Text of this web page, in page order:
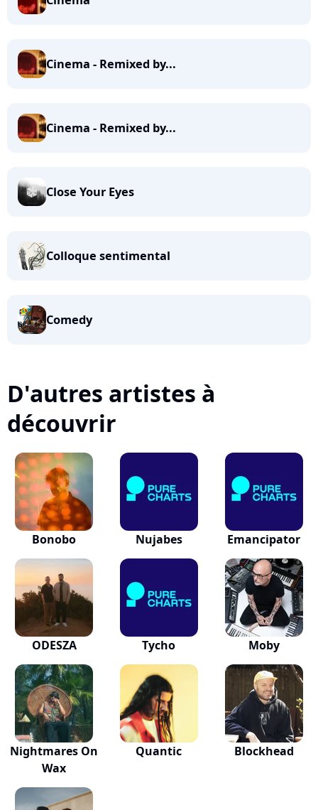
Cinema - Remixed by...
Cinema - Remixed by...
Close Your Eyes
Colloque sentimental
Comedy
D'autres artistes à
découvrir
Bonobo Nujabes Emancipator
ODESZA Tycho Moby
Nightmares On
Wax
Quantic Blockhead